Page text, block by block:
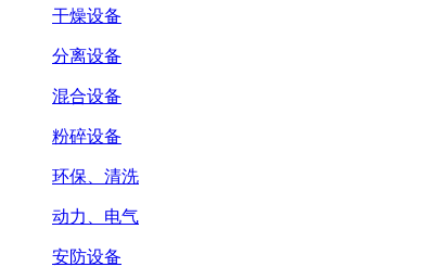
干燥设备
分离设备
混合设备
粉碎设备
环保、清洗
动力、电气
安防设备